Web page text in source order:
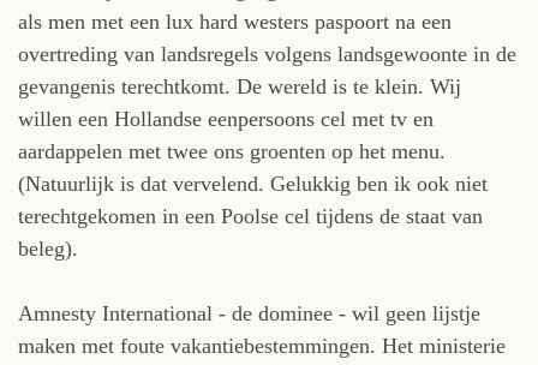
als men met een lux hard westers paspoort na een
overtreding van landsregels volgens landsgewoonte in de
gevangenis terechtkomt. De wereld is te klein. Wij
willen een Hollandse eenpersoons cel met tv en
aardappelen met twee ons groenten op het menu.
(Natuurlijk is dat vervelend. Gelukkig ben ik ook niet
terechtgekomen in een Poolse cel tijdens de staat van
beleg).
Amnesty International - de dominee - wil geen lijstje
maken met foute vakantiebestemmingen. Het ministerie